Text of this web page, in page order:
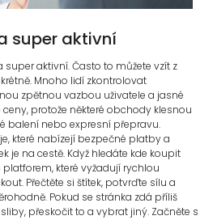
super aktivní
super aktivní. Často to můžete vzít z
Mnoho lidí zkontrolovat
zpětnou vazbou uživatele a jasné
protože některé obchody klesnou
balení nebo expresní přepravu.
které nabízejí bezpečné platby a
je na cestě. Když hledáte kde koupit
které vyžadují rychlou
Přečtěte si štítek, potvrďte sílu a
Pokud se stránka zdá příliš
přeskočit to a vybrat jiný. Začněte s